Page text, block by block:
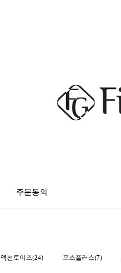
주문동의
액션토이즈(24) 포스플러스(7)